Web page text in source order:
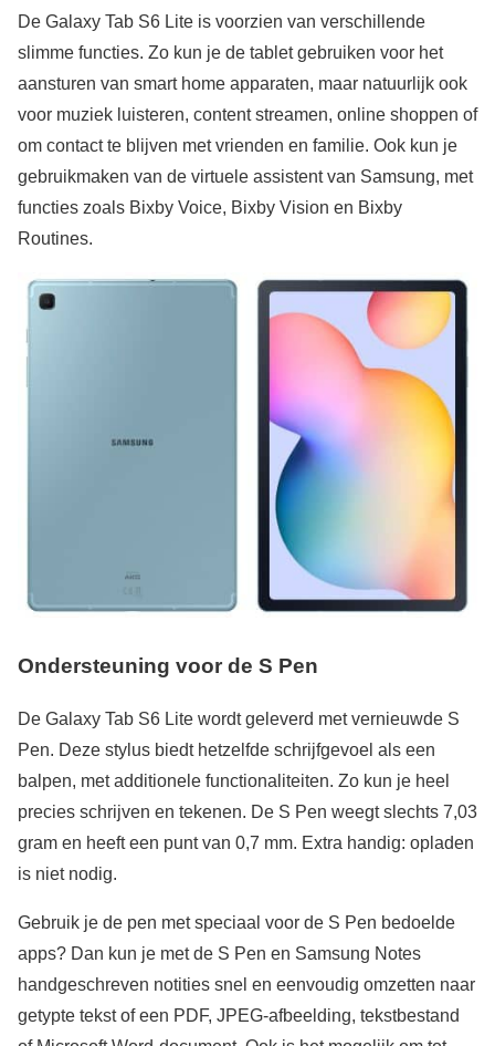
De Galaxy Tab S6 Lite is voorzien van verschillende
slimme functies. Zo kun je de tablet gebruiken voor het
aansturen van smart home apparaten, maar natuurlijk ook
voor muziek luisteren, content streamen, online shoppen of
om contact te blijven met vrienden en familie. Ook kun je
gebruikmaken van de virtuele assistent van Samsung, met
functies zoals Bixby Voice, Bixby Vision en Bixby
Routines.
Ondersteuning voor de S Pen
De Galaxy Tab S6 Lite wordt geleverd met vernieuwde S
Pen. Deze stylus biedt hetzelfde schrijfgevoel als een
balpen, met additionele functionaliteiten. Zo kun je heel
precies schrijven en tekenen. De S Pen weegt slechts 7,03
gram en heeft een punt van 0,7 mm. Extra handig: opladen
is niet nodig.
Gebruik je de pen met speciaal voor de S Pen bedoelde
apps? Dan kun je met de S Pen en Samsung Notes
handgeschreven notities snel en eenvoudig omzetten naar
getypte tekst of een PDF, JPEG-afbeelding, tekstbestand